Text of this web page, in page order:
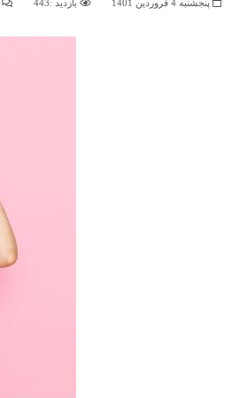
پنجشنبه 4 فروردین 1401 بازدید :443